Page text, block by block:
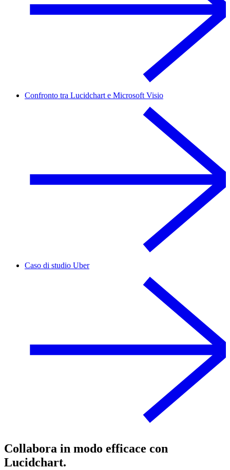
Confronto tra Lucidchart e Microsoft Visio
Caso di studio Uber
Collabora in modo efficace con
Lucidchart.